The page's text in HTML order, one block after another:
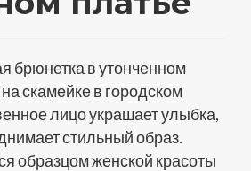
брюнетка в утонченном
скамейке в городском
лицо украшает улыбка,
стильный образ.
образцом женской красоты